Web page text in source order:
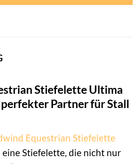
Stiefelette Ultima
Partner für Stall
Equestrian Stiefelette
eine Stiefelette, die nicht nur